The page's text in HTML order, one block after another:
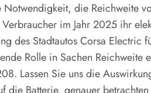
die Reichweite
im Jahr 2025 ihr
des Stadtautos Corsa Electric
Rolle in Sachen Reichweite
Lassen Sie uns die